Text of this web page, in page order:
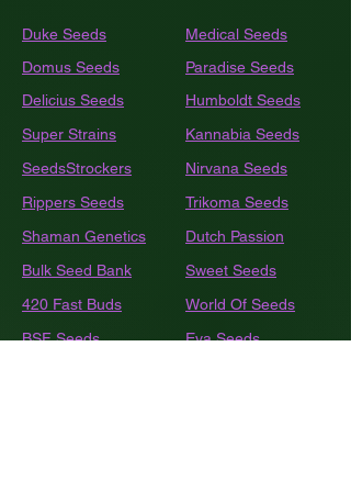
Duke Seeds
Medical Seeds
Domus Seeds
Paradise Seeds
Delicius Seeds
Humboldt Seeds
Kannabia Seeds
Super Strains
Nirvana Seeds
SeedsStrockers
Rippers Seeds
Trikoma Seeds
Shaman Genetics
Dutch Passion
Bulk Seed Bank
Sweet Seeds
420 Fast Buds
World Of Seeds
BSF Seeds
Eva Seeds